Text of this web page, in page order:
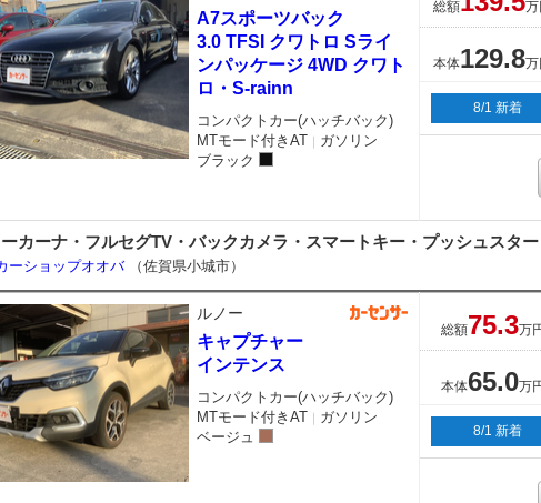
A7スポーツバック
3.0 TFSI クワトロ Sライ
ンパッケージ 4WD クワト
ロ・S-rainn
コンパクトカー(ハッチバック)
MTモード付きAT ｜ ガソリン
ブラック
総額 万
本体129.8万
8/1 新着
カーナ・フルセグTV・バックカメラ・スマートキー・プッシュスタ
ーショップオオバ （佐賀県小城市）
ルノー
キャプチャー
インテンス
コンパクトカー(ハッチバック)
MTモード付きAT ｜ ガソリン
ベージュ
総額75.3万
本体65.0万
8/1 新着